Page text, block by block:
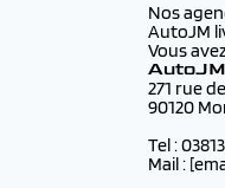
Nos
AutoJM
Vous
AutoJM
271 rue
90120
Tel :
Mail :